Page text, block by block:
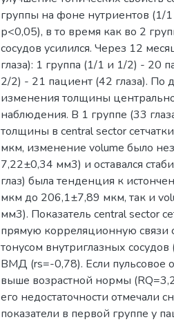
группы на фоне нутриентов
р<0,05), в то время как во 2
сосудов усилился. Через 12
глаза): 1 группа (1/1 и 1/2) - 20
2/2) - 21 пациент (42 глаза).
изменения толщины
наблюдения. В 1 группе (33
толщины в central sector
мкм, изменение volume было
7,22±0,34 мм3) и оставался
глаз) была тенденция к
мкм до 206,1±7,89 мкм, так и
мм3). Показатель central sector
прямую корреляционную связи
тонусом внутриглазных
ВМД (rs=-0,78). Если пульсовое
выше возрастной нормы
его недостаточности
показатели в первой группе у